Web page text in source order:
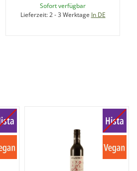
Sofort verfügbar
Lieferzeit:2 - 3 Werktage In DE